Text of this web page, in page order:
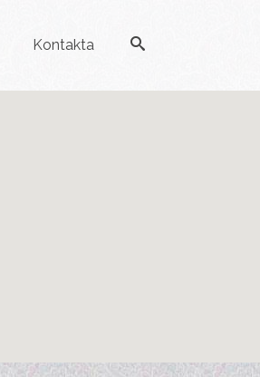
Kontakta